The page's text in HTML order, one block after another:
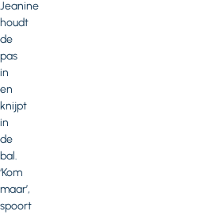
Jeanine
houdt
de
pas
in
en
knijpt
in
de
bal.
‘Kom
maar’,
spoort